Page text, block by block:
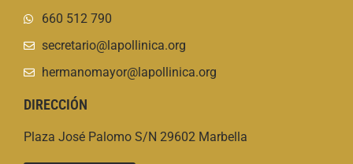
660 512 790
secretario@lapollinica.org
hermanomayor@lapollinica.org
DIRECCIÓN
Plaza José Palomo S/N 29602 Marbella